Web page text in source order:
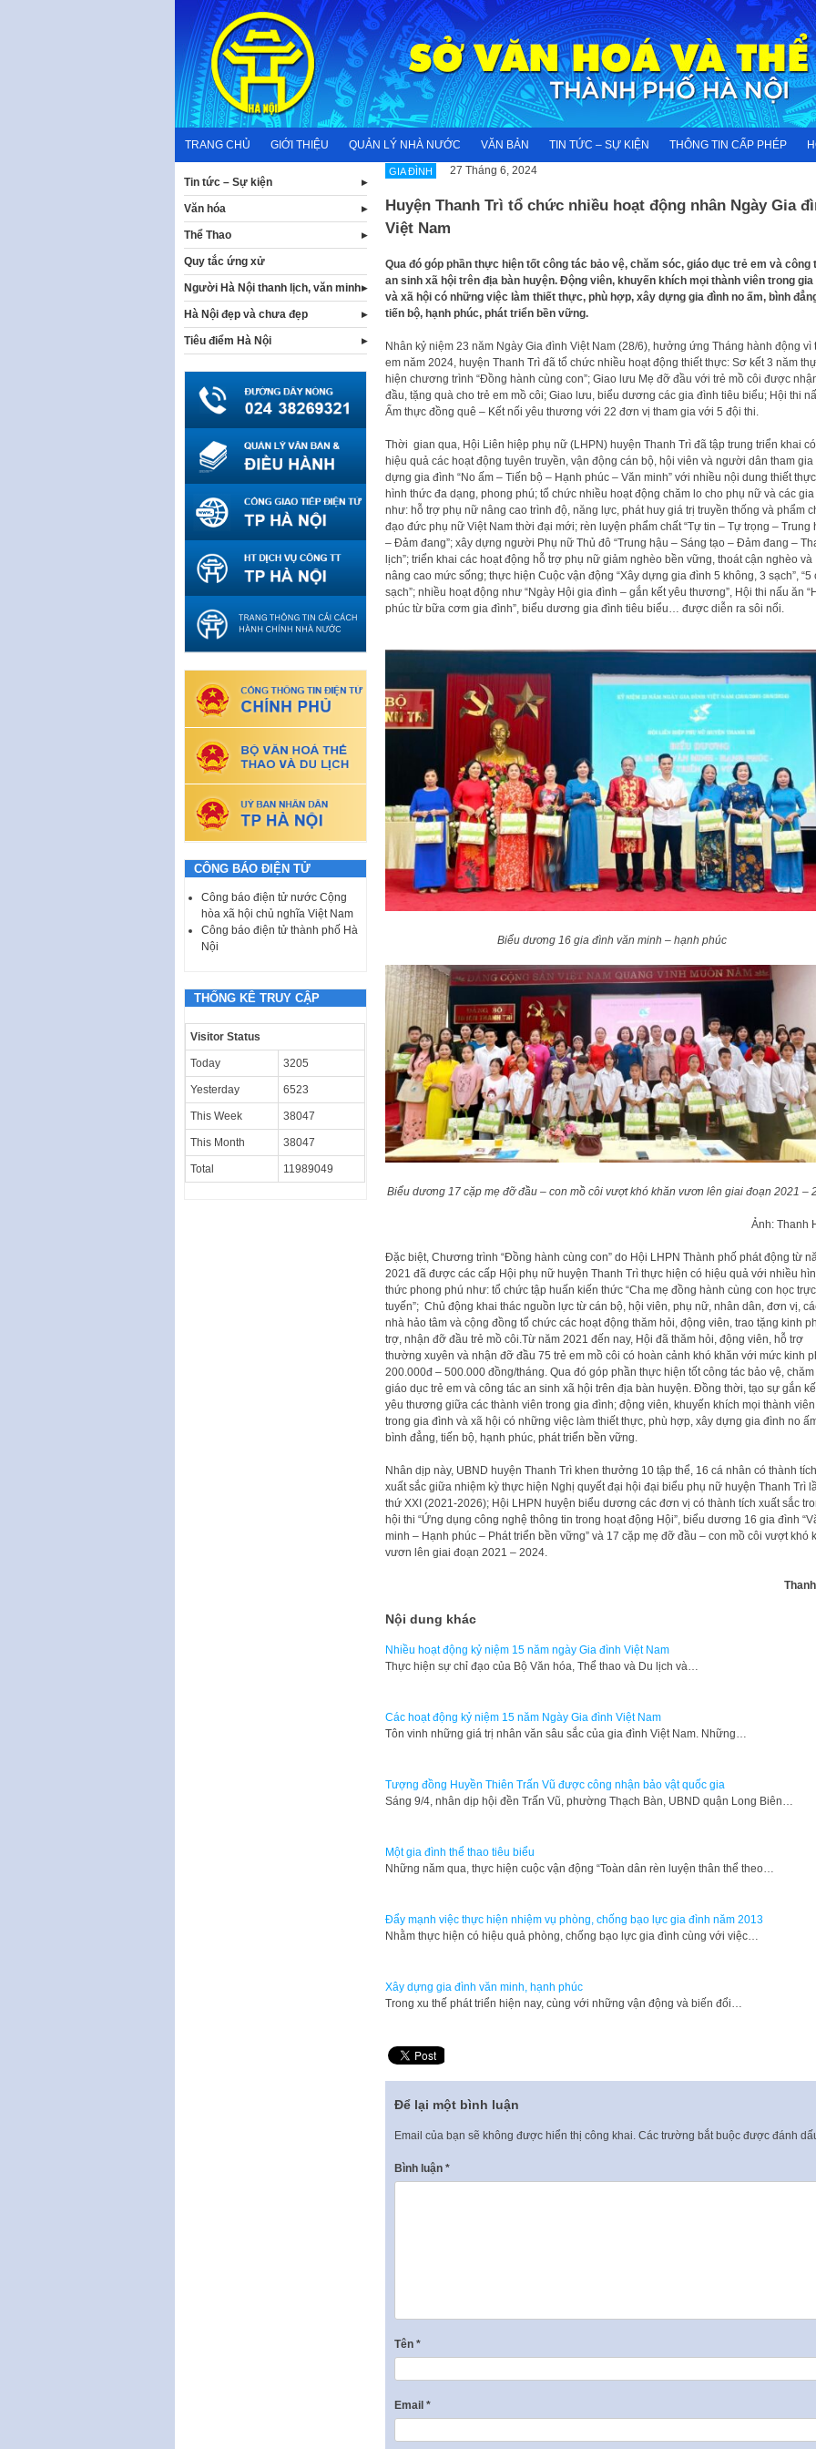
content
TRANG CHỦ GIỚI THIỆU QUẢN LÝ NHÀ NƯỚC VĂN BẢN TIN TỨC – SỰ KIỆN THÔNG TIN CẤP PHÉP
GIA ĐÌNH 27 Tháng 6, 2024
Huyện Thanh Trì tổ chức nhiều hoạt động nhân Ngày Gia
Việt Nam
Qua đó góp phần thực hiện tốt công tác bảo vệ, chăm sóc, giáo dục trẻ em và công
an sinh xã hội trên địa bàn huyện. Động viên, khuyến khích mọi thành viên trong gia
và xã hội có những việc làm thiết thực, phù hợp, xây dựng gia đình no ấm, bình
tiến bộ, hạnh phúc, phát triển bền vững.
Nhân kỷ niệm 23 năm Ngày Gia đình Việt Nam (28/6), hưởng ứng Tháng hành động vì
em năm 2024, huyện Thanh Trì đã tổ chức nhiều hoạt động thiết thực: Sơ kết 3 năm
hiện chương trình “Đồng hành cùng con”; Giao lưu Mẹ đỡ đầu với trẻ mồ côi được
đầu, tặng quà cho trẻ em mồ côi; Giao lưu, biểu dương các gia đình tiêu biểu; Hội thi
Ẩm thực đồng q​uê – Kết nối yêu thương với 22 đơn vị tham gia với 5 đội thi.
Thời gian qua, Hội Liên hiệp phụ nữ (LHPN) huyện Thanh Trì đã tập trung triển khai có
hiệu quả các hoạt động tuyên truyền, vận động cán bộ, hội viên và người dân tham gia
dựng gia đình “No ấm – Tiến bộ – Hạnh phúc – Văn minh” với nhiều nội dung thiết thực,
hình thức đa dạng, phong phú; tổ chức nhiều hoạt động chăm lo cho phụ nữ và các gia
như: hỗ trợ phụ nữ nâng cao trình độ, năng lực, phát huy giá trị truyền thống và phẩm
đạo đức phụ nữ Việt Nam thời đại mới; rèn luyện phẩm chất “Tự tin – Tự trọng – Trung
– Đảm đang”; xây dựng người Phụ nữ Thủ đô “Trung hậu – Sáng tạo – Đảm đang –
lịch”; triển khai các hoạt động hỗ trợ phụ nữ giảm nghèo bền vững, thoát cận nghèo và
nâng cao mức sống; thực hiện Cuộc vận động “Xây dựng gia đình 5 không, 3 sạch”, “5
sạch”; nhiều hoạt động như “Ngày Hội gia đình – gắn kết yêu thương”, Hội thi nấu ăn
phúc từ bữa cơm gia đình”, biểu dương gia đình tiêu biểu… được diễn ra sôi nổi.
Biểu dương 16 gia đình văn minh – hạnh phúc
Biểu dương 17 cặp mẹ đỡ đầu – con mồ côi vượt khó khăn vươn lên giai đoạn 2021 –
Ảnh: Thanh
Đặc biệt, Chương trình “Đồng hành cùng con” do Hội LHPN Thành phố phát động từ
2021 đã được các cấp Hội phụ nữ huyện Thanh Trì thực hiện có hiệu quả với nhiều
thức phong phú như: tổ chức tập huấn kiến thức “Cha mẹ đồng hành cùng con học trực
tuyến”; Chủ động khai thác nguồn lực từ cán bộ, hội viên, phụ nữ, nhân dân, đơn vị,
nhà hảo tâm và cộng đồng tổ chức các hoạt động thăm hỏi, động viên, trao tặng kinh
trợ, nhận đỡ đầu trẻ mồ côi.Từ năm 2021 đến nay, Hội đã thăm hỏi, động viên, hỗ trợ
thường xuyên và nhận đỡ đầu 75 trẻ em mồ côi có hoàn cảnh khó khăn với mức kinh
200.000đ – 500.000 đồng/tháng. Qua đó góp phần thực hiện tốt công tác bảo vệ, chăm
giáo dục trẻ em và công tác an sinh xã hội trên địa bàn huyện. Đồng thời, tạo sự gắn
yêu thương giữa các thành viên trong gia đình; động viên, khuyến khích mọi thành viên
trong gia đình và xã hội có những việc làm thiết thực, phù hợp, xây dựng gia đình no
bình đẳng, tiến bộ, hạnh phúc, phát triển bền vững.
Nhân dịp này, UBND huyện Thanh Trì khen thưởng 10 tập thể, 16 cá nhân có thành tích
xuất sắc giữa nhiệm kỳ thực hiện Nghị quyết đại hội đại biểu phụ nữ huyện Thanh Trì
thứ XXI (2021-2026); Hội LHPN huyện biểu dương các đơn vị có thành tích xuất sắc
hội thi “Ứng dụng công nghệ thông tin trong hoạt động Hội”, biểu dương 16 gia đình
minh – Hạnh phúc – Phát triển bền vững” và 17 cặp mẹ đỡ đầu – con mồ côi vượt khó
vươn lên giai đoạn 2021 – 2024.
Nội dung khác
Nhiều hoạt động kỷ niệm 15 năm ngày Gia đình Việt Nam
Thực hiện sự chỉ đạo của Bộ Văn hóa, Thể thao và Du lịch và…
Các hoạt động kỷ niệm 15 năm Ngày Gia đình Việt Nam
Tôn vinh những giá trị nhân văn sâu sắc của gia đình Việt Nam. Những…
Tượng đồng Huyền Thiên Trấn Vũ được công nhận bảo vật quốc gia
Sáng 9/4, nhân dịp hội đền Trấn Vũ, phường Thạch Bàn, UBND quận Long Biên…
Một gia đình thể thao tiêu biểu
Những năm qua, thực hiện cuộc vận động “Toàn dân rèn luyện thân thể theo…
Đẩy mạnh việc thực hiện nhiệm vụ phòng, chống bạo lực gia đình năm 2013
​Nhằm thực hiện có hiệu quả phòng, chống bạo lực gia đình cùng với việc…
Xây dựng gia đình văn minh, hạnh phúc
Trong xu thế phát triển hiện nay, cùng với những vận động và biến đổi…
Để lại một bình luận
Email của bạn sẽ không được hiển thị công khai. Các trường bắt buộc được đánh
Bình luận *
Tên *
Email *
Tin tức – Sự kiện
Văn hóa
Thể Thao
Quy tắc ứng xử
Người Hà Nội thanh lịch, văn minh
Hà Nội đẹp và chưa đẹp
Tiêu điểm Hà Nội
CÔNG BÁO ĐIỆN TỬ
Công báo điện tử nước Cộng
hòa xã hội chủ nghĩa Việt Nam
Công báo điện tử thành phố Hà
Nội
THỐNG KÊ TRUY CẬP
Visitor Status
Today 3205
Yesterday 6523
This Week 38047
This Month 38047
Total 11989049